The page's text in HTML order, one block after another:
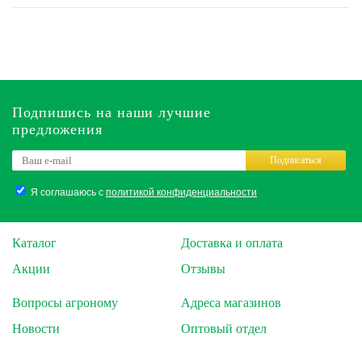
Подпишись на наши лучшие
предложения
Я соглашаюсь сполитикой конфиденциальности
Подписаться
Каталог
Акции
Доставка и оплата
Отзывы
Вопросы агроному
Новости
Адреса магазинов
Оптовый отдел